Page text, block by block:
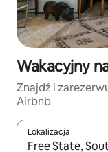
Wakacyjny
Znajdź i
Airbnb
Lokalizacja
Gdy wyniki będą